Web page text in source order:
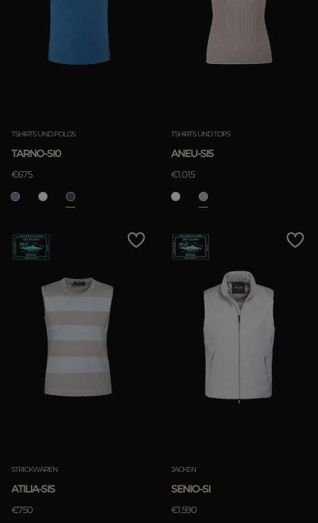
TSHIRTS UND POLOS
TARNO-SI0
€675
TSHIRTS UND TOPS
ANEU-SI5
€1.015
STRICKWAREN
ATILIA-SIS
€750
JACKEN
SENIO-SI
€1.590